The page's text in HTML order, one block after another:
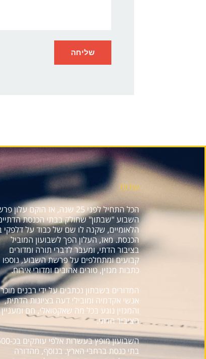
אודות
הכל התחיל לפני 25 שנה, אז הוקם עלון
השבוע "שבתון" שחולק בבתי הכנסת
הלאומיים, שקנה לו שם של כבוד על דלפקי
הכנסת. מאז, העלון הפך לשבועון המוביל
בציבור הדתי, ומעבר לדברי תורה ומדורים
קבועים ומתחלפים על פרשת השבוע, נוספו
כתבות מגזין, טורים אהובים ומדורי אירוח.
המדורים בשבתון נכתבים על ידי רבנים
אנשי אקדמיה ומובילי דעה בציונות הדתית,
והמגזין נוגע בכל מה שאקטואלי, חם
הציבור הדתי.
השבועון מופץ
בתי כנסת ברחבי הארץ. בנוסף, מהדורה